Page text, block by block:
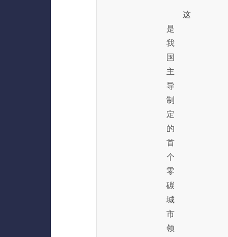
这
是
我
国
主
导
制
定
的
首
个
零
碳
城
市
领